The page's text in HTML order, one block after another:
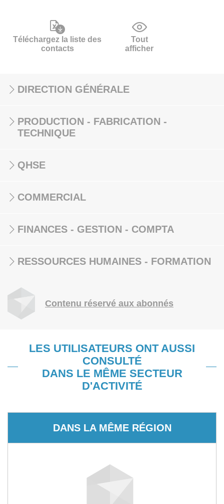
Téléchargez la liste des
contacts
Tout
afficher
DIRECTION GÉNÉRALE
PRODUCTION - FABRICATION -
TECHNIQUE
QHSE
COMMERCIAL
FINANCES - GESTION - COMPTA
RESSOURCES HUMAINES - FORMATION
Contenu réservé aux abonnés
LES UTILISATEURS ONT AUSSI
CONSULTÉ
DANS LE MÊME SECTEUR
D'ACTIVITÉ
DANS LA MÊME RÉGION